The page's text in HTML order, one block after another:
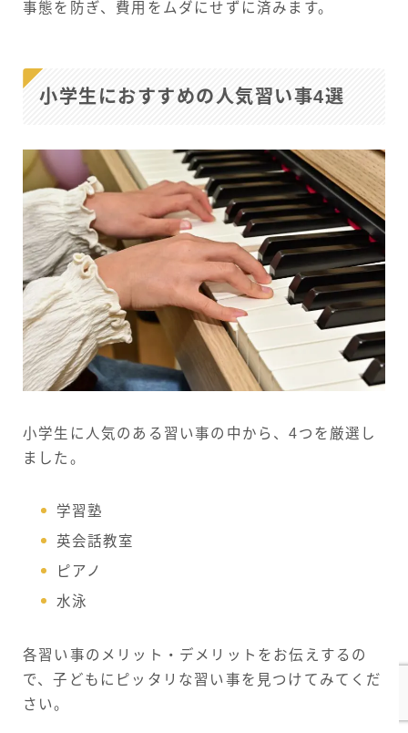
事態を防ぎ、費用をムダにせずに済みます。
小学生におすすめの人気習い事4選
小学生に人気のある習い事の中から、4つを厳選し
ました。
学習塾
英会話教室
ピアノ
水泳
各習い事のメリット・デメリットをお伝えするの
で、子どもにピッタリな習い事を見つけてみてくだ
さい。